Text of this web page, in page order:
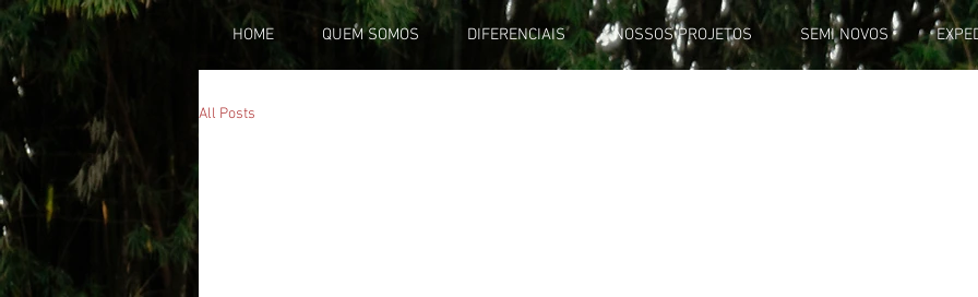
HOME QUEM SOMOS DIFERENCIAIS NOSSOS PROJETOS SEMI NOVOS
All Posts